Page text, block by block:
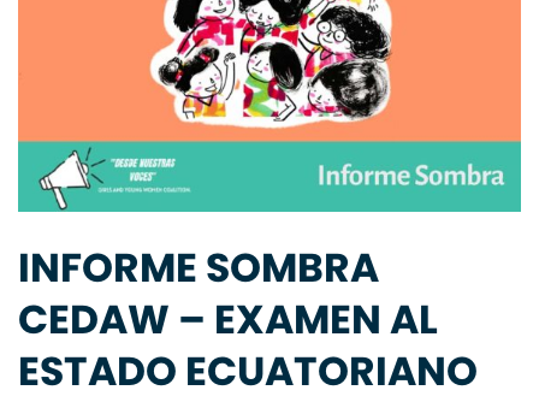
INFORME SOMBRA
CEDAW – EXAMEN AL
ESTADO ECUATORIANO